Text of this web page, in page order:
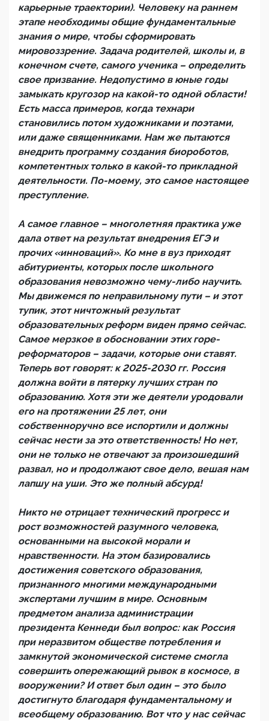
карьерные траектории). Человеку на раннем
этапе необходимы общие фундаментальные
знания о мире, чтобы сформировать
мировоззрение. Задача родителей, школы и, в
конечном счете, самого ученика – определить
свое призвание. Недопустимо в юные годы
замыкать кругозор на какой-то одной области!
Есть масса примеров, когда технари
становились потом художниками и поэтами,
или даже священниками. Нам же пытаются
внедрить программу создания биороботов,
компетентных только в какой-то прикладной
деятельности. По-моему, это самое настоящее
преступление.
А самое главное – многолетняя практика уже
дала ответ на результат внедрения ЕГЭ и
прочих «инноваций». Ко мне в вуз приходят
абитуриенты, которых после школьного
образования невозможно чему-либо научить.
Мы движемся по неправильному пути – и этот
тупик, этот ничтожный результат
образовательных реформ виден прямо сейчас.
Самое мерзкое в обосновании этих горе-
реформаторов – задачи, которые они ставят.
Теперь вот говорят: к 2025-2030 гг. Россия
должна войти в пятерку лучших стран по
образованию. Хотя эти же деятели уродовали
его на протяжении 25 лет, они
собственноручно все испортили и должны
сейчас нести за это ответственность! Но нет,
они не только не отвечают за произошедший
развал, но и продолжают свое дело, вешая нам
лапшу на уши. Это же полный абсурд!
Никто не отрицает технический прогресс и
рост возможностей разумного человека,
основанными на высокой морали и
нравственности. На этом базировались
достижения советского образования,
признанного многими международными
экспертами лучшим в мире. Основным
предметом анализа администрации
президента Кеннеди был вопрос: как Россия
при неразвитом обществе потребления и
замкнутой экономической системе смогла
совершить опережающий рывок в космосе, в
вооружении? И ответ был один – это было
достигнуто благодаря фундаментальному и
всеобщему образованию. Вот что у нас сейчас